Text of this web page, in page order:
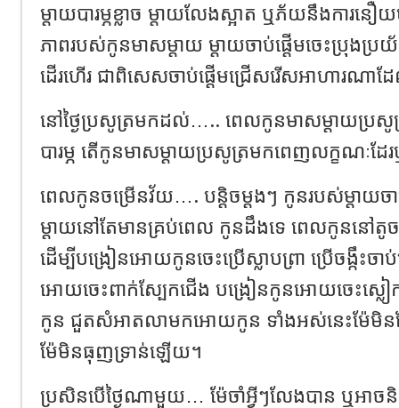
ម្តាយបារម្ភខ្លាច ម្តាយលែងស្អាត ឬភ័យនឹងការន
ភាពរបស់កូនមាសម្តាយ ម្តាយចាប់ផ្តើមចេះប្រុងប្រយ័
ដើរហើរ ជាពិសេសចាប់ផ្តើមជ្រើសរើសអាហារណា
នៅថ្ងៃប្រសូត្រមកដល់….. ពេលកូនមាសម្តាយប្រសូ
បារម្ភ តើកូនមាសម្តាយប្រសូត្រមកពេញលក្ខណៈដែរ
ពេលកូនចម្រើនវ័យ…. បន្តិចម្តងៗ កូនរបស់ម្តាយចាប់ផ្
ម្តាយនៅតែមានគ្រប់ពេល កូនដឹងទេ ពេលកូននៅតូ
ដើម្បីបង្រៀនអោយកូនចេះប្រើស្លាបព្រា ប្រើចង្កឹះច
អោយចេះពាក់ស្បែកជើង បង្រៀនកូនអោយចេះស្ល
កូន ជួតសំអាតលាមកអោយកូន ទាំងអស់នេះម៉ែមិ
ម៉ែមិនធុញទ្រាន់ឡើយ។
ប្រសិនបើថ្ងៃណាមួយ… ម៉ែចាំអ្វីៗលែងបាន ឬអ